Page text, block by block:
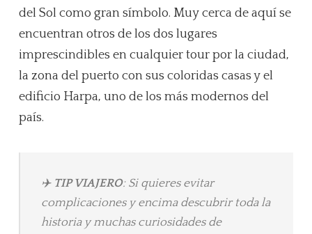
del Sol como gran símbolo. Muy cerca de aquí se
encuentran otros de los dos lugares
imprescindibles en cualquier tour por la ciudad,
la zona del puerto con sus coloridas casas y el
edificio Harpa, uno de los más modernos del
país.
✈️ TIP VIAJERO: Si quieres evitar
complicaciones y encima descubrir toda la
historia y muchas curiosidades de